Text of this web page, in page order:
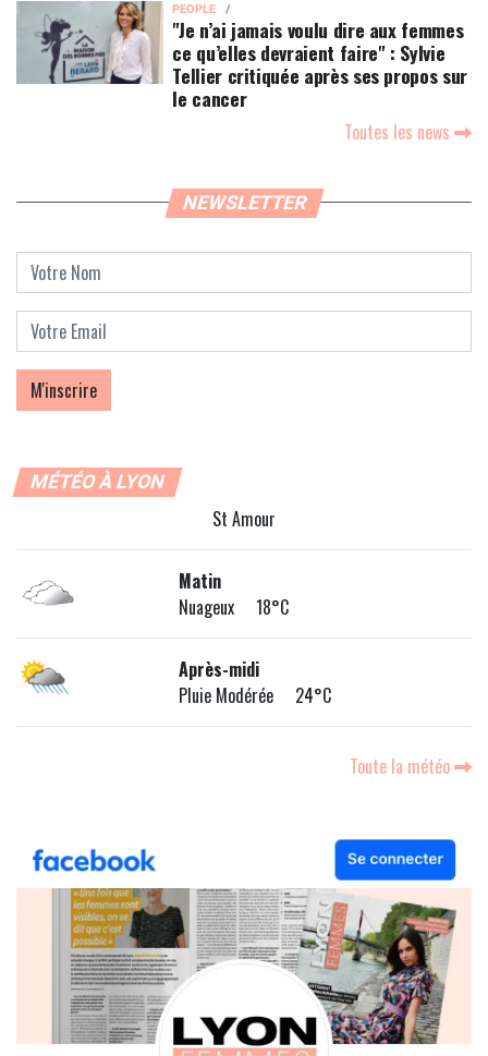
PEOPLE
"Je n’ai jamais voulu dire aux femmes
ce qu’elles devraient faire" : Sylvie
Tellier critiquée après ses propos sur
le cancer
Toutes les news
NEWSLETTER
MÉTÉO À LYON
St Amour
Matin
Nuageux 18°C
Après-midi
Pluie Modérée 24°C
Toute la météo